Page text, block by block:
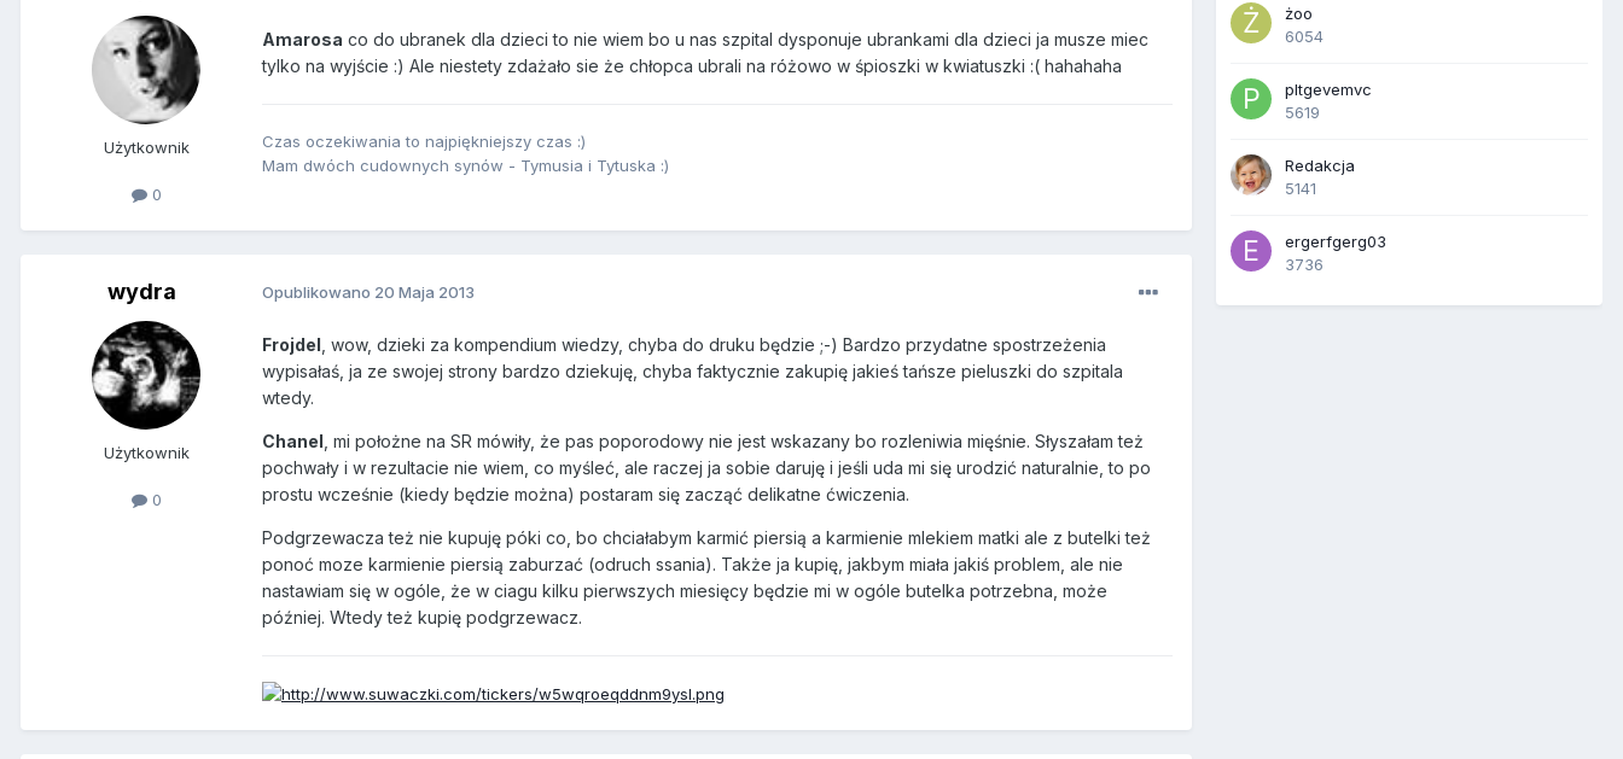
Użytkownik
0
Amarosa co do ubranek dla dzieci to nie wiem bo u nas szpital dysponuje ubrankami dla dzieci ja musze miec
tylko na wyjście :) Ale niestety zdażało sie że chłopca ubrali na różowo w śpioszki w kwiatuszki :( hahahaha
Czas oczekiwania to najpiękniejszy czas :)
Mam dwóch cudownych synów - Tymusia i Tytuska :)
wydra
Użytkownik
0
Opublikowano 20 Maja 2013
Frojdel , wow, dzieki za kompendium wiedzy, chyba do druku będzie ;-) Bardzo przydatne spostrzeżenia
wypisałaś, ja ze swojej strony bardzo dziekuję, chyba faktycznie zakupię jakieś tańsze pieluszki do szpitala
wtedy.
Chanel , mi położne na SR mówiły, że pas poporodowy nie jest wskazany bo rozleniwia mięśnie. Słyszałam też
pochwały i w rezultacie nie wiem, co myśleć, ale raczej ja sobie daruję i jeśli uda mi się urodzić naturalnie, to po
prostu wcześnie (kiedy będzie można) postaram się zacząć delikatne ćwiczenia.
Podgrzewacza też nie kupuję póki co, bo chciałabym karmić piersią a karmienie mlekiem matki ale z butelki też
ponoć moze karmienie piersią zaburzać (odruch ssania). Także ja kupię, jakbym miała jakiś problem, ale nie
nastawiam się w ogóle, że w ciagu kilku pierwszych miesięcy będzie mi w ogóle butelka potrzebna, może
później. Wtedy też kupię podgrzewacz.
żoo
6054
pltgevemvc
5619
Redakcja
5141
ergerfgerg03
3736